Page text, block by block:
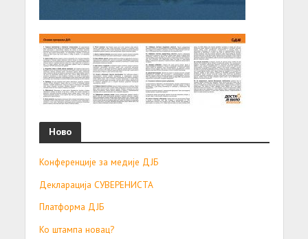
Ново
Конференције за медије ДЈБ
Декларација СУВЕРЕНИСТА
Платформа ДЈБ
Ко штампа новац?